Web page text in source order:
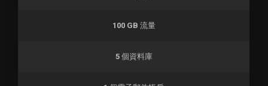
100 GB 流量
5個資料庫